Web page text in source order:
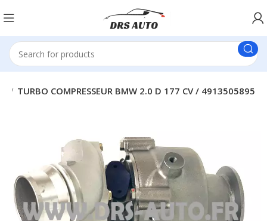
TURBO COMPRESSEUR BMW 2.0 D 177 CV / 4913505895